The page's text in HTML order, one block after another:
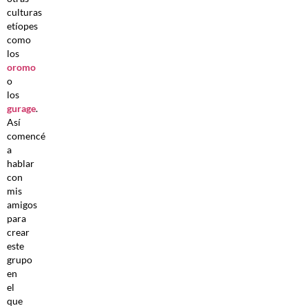
culturas
etíopes
como
los
oromo
o
los
gurage.
Así
comencé
a
hablar
con
mis
amigos
para
crear
este
grupo
en
el
que